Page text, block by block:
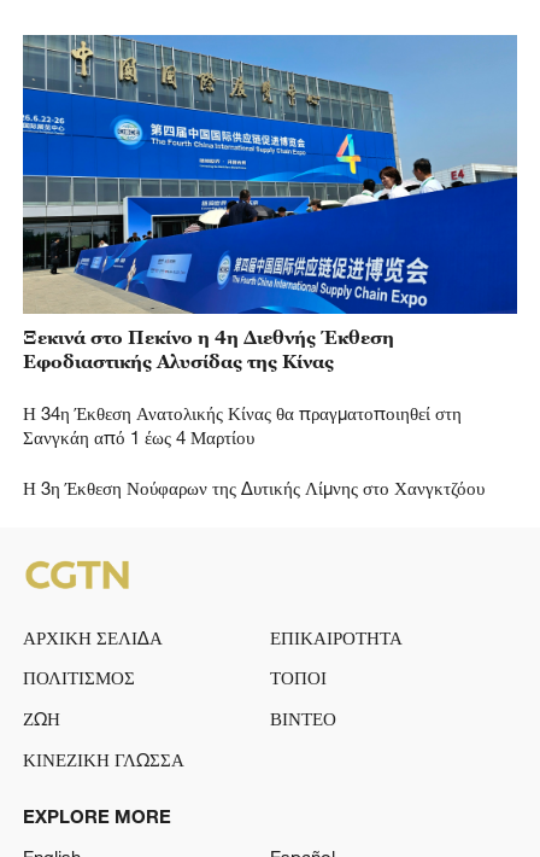
Ξεκινά στο Πεκίνο η 4η Διεθνής Έκθεση
Εφοδιαστικής Αλυσίδας της Κίνας
Η 34η Έκθεση Ανατολικής Κίνας θα πραγματοποιηθεί στη
Σανγκάη από 1 έως 4 Μαρτίου
Η 3η Έκθεση Νούφαρων της Δυτικής Λίμνης στο Χανγκτζόου
ΑΡΧΙΚΗ ΣΕΛΙΔΑ
ΕΠΙΚΑΙΡΟΤΗΤΑ
ΠΟΛΙΤΙΣΜΟΣ
ΤΟΠΟΙ
ΖΩΗ
ΒΙΝΤΕΟ
ΚΙΝΕΖΙΚΗ ΓΛΩΣΣΑ
EXPLORE MORE